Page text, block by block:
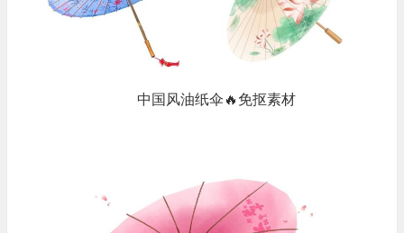
中国风油纸伞🔥免抠素材